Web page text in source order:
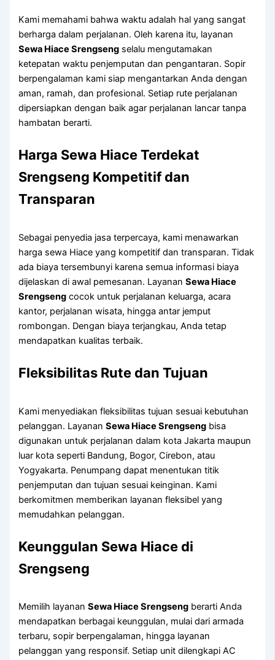
Kami memahami bahwa waktu adalah hal yang sangat
berharga dalam perjalanan. Oleh karena itu, layanan
Sewa Hiace Srengseng selalu mengutamakan
ketepatan waktu penjemputan dan pengantaran. Sopir
berpengalaman kami siap mengantarkan Anda dengan
aman, ramah, dan profesional. Setiap rute perjalanan
dipersiapkan dengan baik agar perjalanan lancar tanpa
hambatan berarti.
Harga Sewa Hiace Terdekat
Srengseng Kompetitif dan
Transparan
Sebagai penyedia jasa terpercaya, kami menawarkan
harga sewa Hiace yang kompetitif dan transparan. Tidak
ada biaya tersembunyi karena semua informasi biaya
dijelaskan di awal pemesanan. LayananSewa Hiace
Srengseng cocok untuk perjalanan keluarga, acara
kantor, perjalanan wisata, hingga antar jemput
rombongan. Dengan biaya terjangkau, Anda tetap
mendapatkan kualitas terbaik.
Fleksibilitas Rute dan Tujuan
Kami menyediakan fleksibilitas tujuan sesuai kebutuhan
pelanggan. LayananSewa Hiace Srengseng bisa
digunakan untuk perjalanan dalam kota Jakarta maupun
luar kota seperti Bandung, Bogor, Cirebon, atau
Yogyakarta. Penumpang dapat menentukan titik
penjemputan dan tujuan sesuai keinginan. Kami
berkomitmen memberikan layanan fleksibel yang
memudahkan pelanggan.
Keunggulan Sewa Hiace di
Srengseng
Memilih layananSewa Hiace Srengseng berarti Anda
mendapatkan berbagai keunggulan, mulai dari armada
terbaru, sopir berpengalaman, hingga layanan
pelanggan yang responsif. Setiap unit dilengkapi AC